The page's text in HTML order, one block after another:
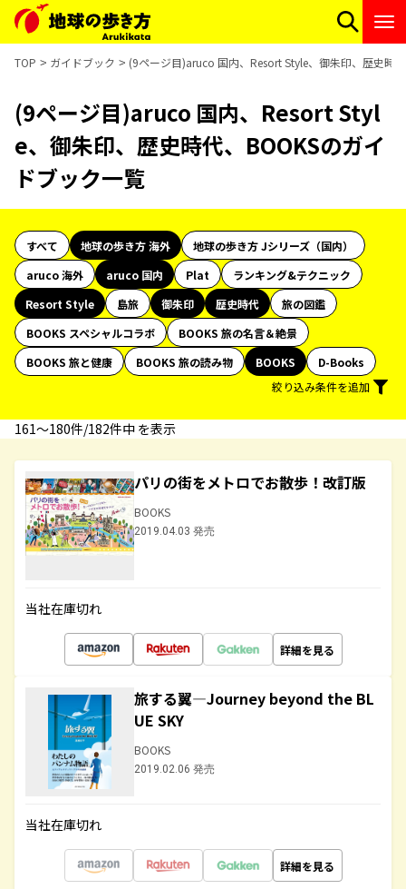
TOP ガイドブック (9ページ目)aruco 国内、Resort Style、御朱印、歴史時
(9ページ目)aruco 国内、Resort Styl
e、御朱印、歴史時代、BOOKSのガイ
ドブック一覧
すべて 地球の歩き方 海外
地球の歩き方 Jシリーズ（国内）
aruco 海外
aruco 国内 Plat
ランキング&テクニック
Resort Style
島旅 御朱印 歴史時代
旅の図鑑
BOOKS スペシャルコラボ
BOOKS 旅の名言＆絶景
BOOKS 旅と健康
BOOKS 旅の読み物 BOOKS
D-Books
絞り込み条件を追加
161〜180件/182件中 を表示
パリの街をメトロでお散歩！改訂版
BOOKS
2019.04.03 発売
当社在庫切れ
詳細を見る
旅する翼―Journey beyond the BL
UE SKY
BOOKS
2019.02.06 発売
当社在庫切れ
詳細を見る